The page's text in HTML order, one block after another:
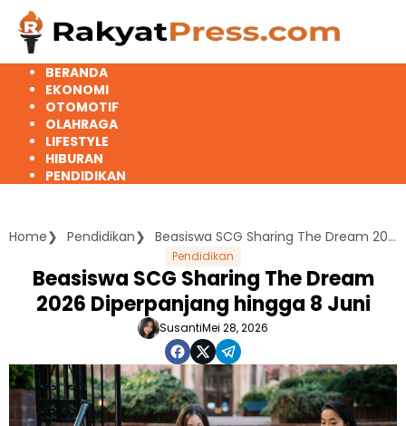
Langsung
konten
BERANDA
EKONOMI
OTOMOTIF
OLAHRAGA
LIFESTYLE
HIBURAN
PENDIDIKAN
Home Pendidikan Beasiswa SCG Sharing The Dream 2026 Diperpanjang hingga 8 Juni
Pendidikan
Beasiswa SCG Sharing The Dream
2026 Diperpanjang hingga 8 Juni
SusantiMei 28, 2026